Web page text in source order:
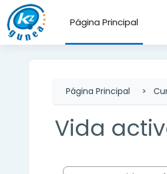
Salta al contenido principal
Página Principal
Página Principal
Vida